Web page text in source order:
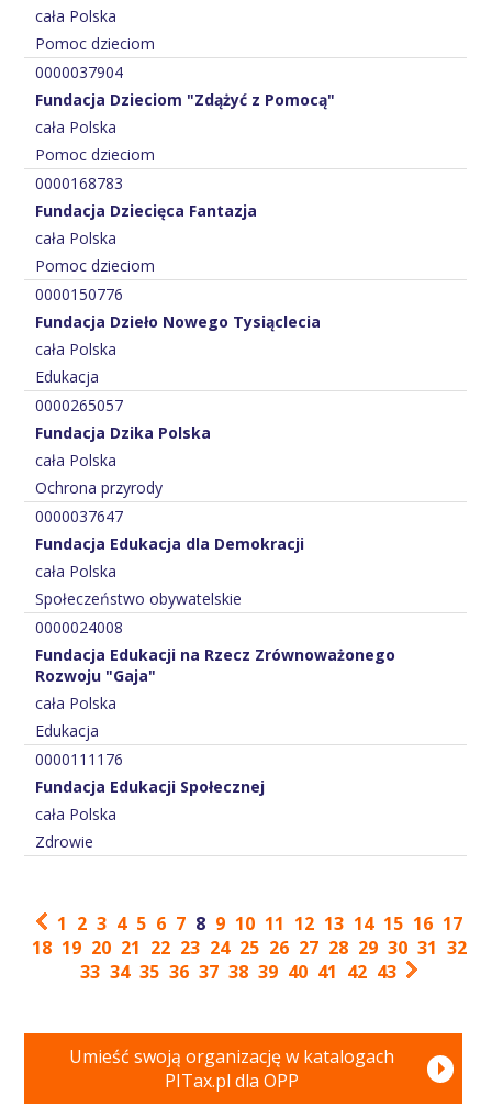
cała Polska
Pomoc dzieciom
0000037904
Fundacja Dzieciom "Zdążyć z Pomocą"
cała Polska
Pomoc dzieciom
0000168783
Fundacja Dziecięca Fantazja
cała Polska
Pomoc dzieciom
0000150776
Fundacja Dzieło Nowego Tysiąclecia
cała Polska
Edukacja
0000265057
Fundacja Dzika Polska
cała Polska
Ochrona przyrody
0000037647
Fundacja Edukacja dla Demokracji
cała Polska
Społeczeństwo obywatelskie
0000024008
Fundacja Edukacji na Rzecz Zrównoważonego
Rozwoju "Gaja"
cała Polska
Edukacja
0000111176
Fundacja Edukacji Społecznej
cała Polska
Zdrowie
1 2 3 4 5 6 7 8 9 10 11 12 13 14 15 16 17
18 19 20 21 22 23 24 25 26 27 28 29 30 31 32
33 34 35 36 37 38 39 40 41 42 43
Umieść swoją organizację w katalogach
PITax.pl dla OPP